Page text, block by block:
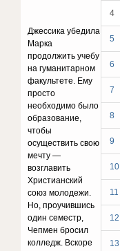
4
5
6
7
8
9
10
11
12
13
Джессика убедила
Марка
продолжить учебу
на гуманитарном
факультете. Ему
просто
необходимо было
образование,
чтобы
осуществить свою
мечту —
возглавить
Христианский
союз молодежи.
Но, проучившись
один семестр,
Чепмен бросил
колледж. Вскоре